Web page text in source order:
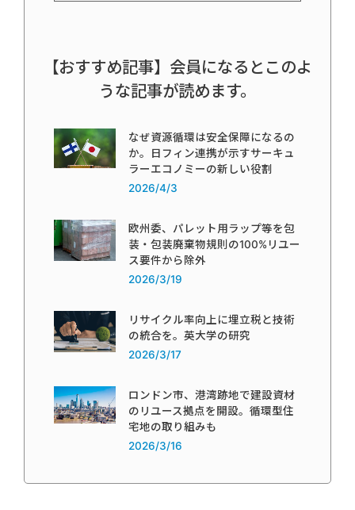
【おすすめ記事】会員になるとこのよ
うな記事が読めます。
なぜ資源循環は安全保障になるの
か。日フィン連携が示すサーキュ
ラーエコノミーの新しい役割
2026/4/3
欧州委、パレット用ラップ等を包
装・包装廃棄物規則の100%リユー
ス要件から除外
2026/3/19
リサイクル率向上に埋立税と技術
の統合を。英大学の研究
2026/3/17
ロンドン市、港湾跡地で建設資材
のリユース拠点を開設。循環型住
宅地の取り組みも
2026/3/16